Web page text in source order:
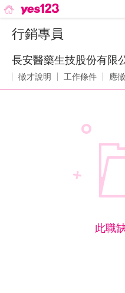
行銷專員
長安醫藥生技股份有限
徵才說明 工作條件 應
此職